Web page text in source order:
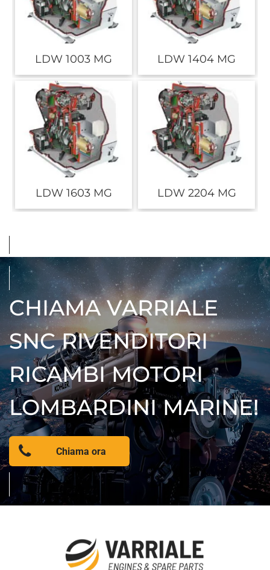
LDW 1003 MG LDW 1404 MG
LDW 1603 MG LDW 2204 MG
CHIAMA VARRIALE
SNC RIVENDITORI
RICAMBI MOTORI
LOMBARDINI MARINE!
Chiama ora